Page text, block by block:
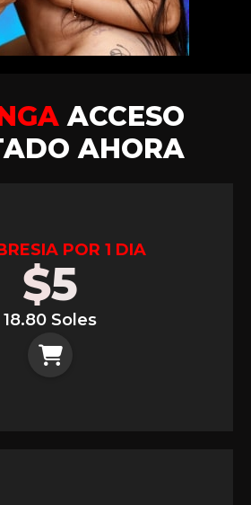
ACCESO
AHORA
POR 1 DIA
$5
18.80 Soles